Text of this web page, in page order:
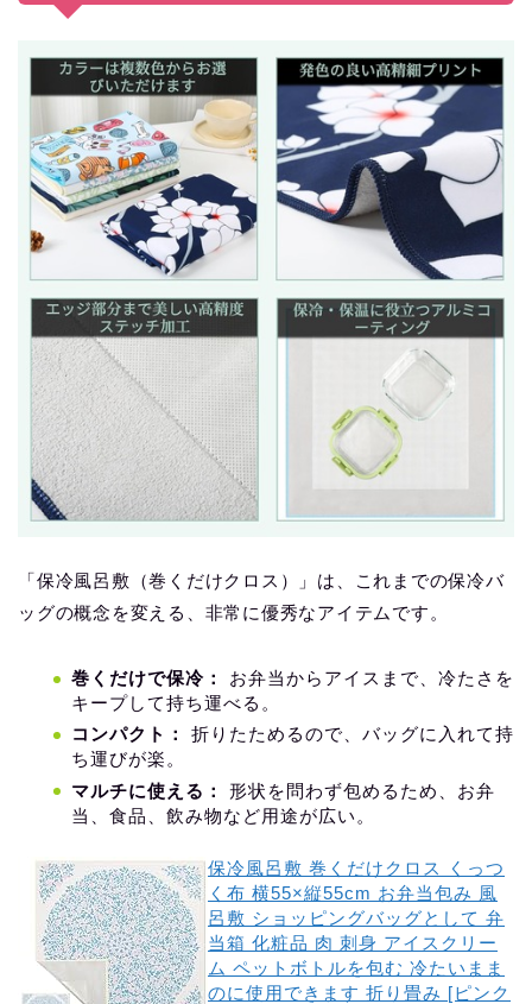
「保冷風呂敷（巻くだけクロス）」は、これまでの保冷バ
ッグの概念を変える、非常に優秀なアイテムです。
巻くだけで保冷：
お弁当からアイスまで、冷たさを
キープして持ち運べる。
コンパクト：
折りたためるので、バッグに入れて持
ち運びが楽。
マルチに使える：
形状を問わず包めるため、お弁
当、食品、飲み物など用途が広い。
保冷風呂敷 巻くだけクロス くっつ
く布 横55×縦55cm お弁当包み 風
呂敷 ‌ショッピングバッグとして 弁
当箱 化粧品 肉 刺身 アイスクリー
ム ペットボトルを包む 冷たいまま
のに使用できます 折り畳み [ピンク